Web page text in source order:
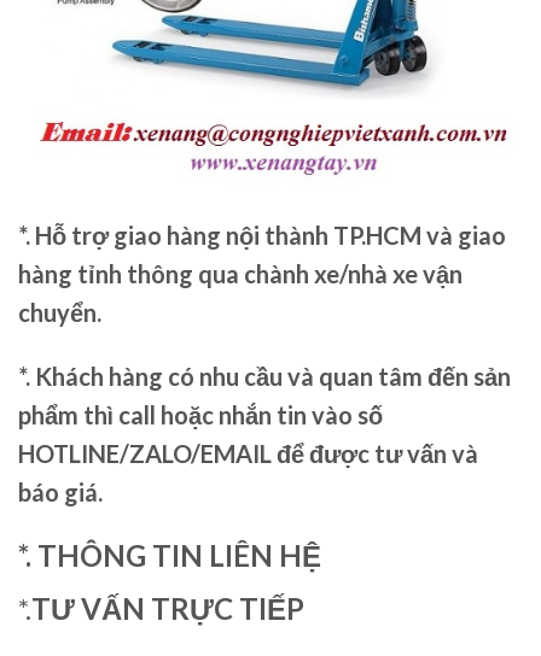
*. Hỗ trợ giao hàng nội thành TP.HCM và giao
hàng tỉnh thông qua chành xe/nhà xe vận
chuyển.
*. Khách hàng có nhu cầu và quan tâm đến sản
phẩm thì call hoặc nhắn tin vào số
HOTLINE/ZALO/EMAIL để được tư vấn và
báo giá.
*. THÔNG TIN LIÊN HỆ
*.TƯ VẤN TRỰC TIẾP